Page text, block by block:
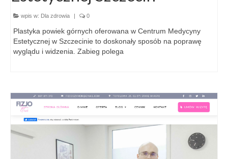
wpis w: Dla zdrowia | 0
Plastyka powiek górnych oferowana w Centrum Medycyny
Estetycznej w Szczecinie to doskonały sposób na poprawę
wyglądu i widzenia. Zabieg polega